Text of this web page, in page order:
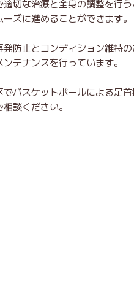
切な治療と全身の調整を行う
ズに進めることができます。
防止とコンディション維持の
テナンスを行っています。
バスケットボールによる足
談ください。